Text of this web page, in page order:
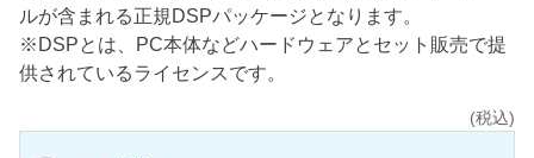
ルが含まれる正規DSPパッケージとなります。
※DSPとは、PC本体などハードウェアとセット販売で提
供されているライセンスです。
(税込)